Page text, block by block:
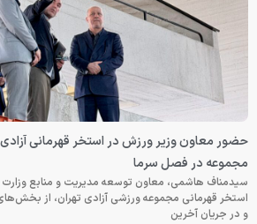
حضور معاون وزیر ورزش در استخر قهرمانی آزادی؛
مجموعه در فصل سرما
سیدمناف هاشمی، معاون توسعه مدیریت و منابع وزارت
استخر قهرمانی مجموعه ورزشی آزادی تهران، از
و در جریان آخرین